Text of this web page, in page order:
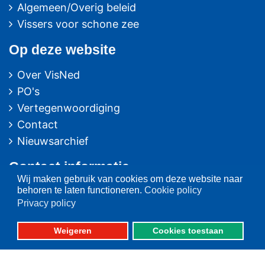
Wij maken gebruik van cookies om deze website naar
behoren te laten functioneren. Cookie policy
Privacy policy
Weigeren Cookies toestaan
Algemeen/Overig beleid
Vissers voor schone zee
Op deze website
Over VisNed
PO's
Vertegenwoordiging
Contact
Nieuwsarchief
Contact informatie
Postbus 59
8320 AB URK
Bezoekadres:
Vlaak 12 URK